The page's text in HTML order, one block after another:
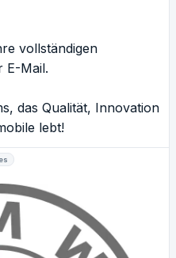
vollständigen
E-Mail.
das Qualität, Innovation
lebt!